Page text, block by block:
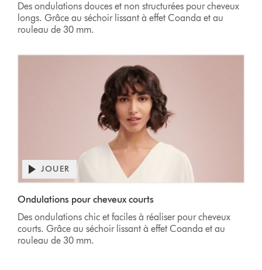
Des ondulations douces et non structurées pour cheveux
longs. Grâce au séchoir lissant à effet Coanda et au
rouleau de 30 mm.
JOUER
Ondulations pour cheveux courts
Des ondulations chic et faciles à réaliser pour cheveux
courts. Grâce au séchoir lissant à effet Coanda et au
rouleau de 30 mm.